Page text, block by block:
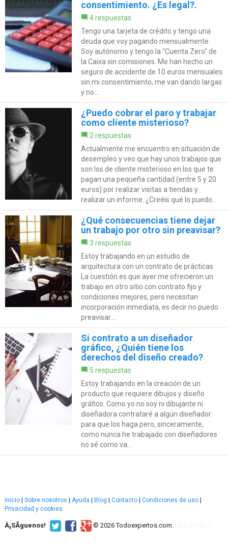
consentimiento. ¿Es legal?.
4 respuestas
Tengo una tarjeta de crédito y tengo una
deuda que voy pagando mensualmente.
Soy autónomo y tengo la "Cuenta Zero" de
la Caixa sin comisiones. Me han hecho un
seguro de accidente de 10 euros mensuales
sin mi consentimiento, me van dando largas
y no...
¿Puedo cobrar el paro y trabajar
como cliente misterioso?
2 respuestas
Actualmente me encuentro en situación de
desempleo y veo que hay unos trabajos que
son los de cliente misterioso en los que te
pagan una pequeña cantidad (entre 5 y 20
euros) por realizar visitas a tiendas y
realizar un informe. ¿Creéis qué lo puedo...
¿Qué consecuencias tiene dejar
un trabajo por otro sin preavisar?
3 respuestas
Estoy trabajando en un estudio de
arquitectura con un contrato de prácticas.
La cuestión es que ayer me ofrecieron un
trabajo en otro sitio con contrato fijo y
condiciones mejores, pero necesitan
incorporación inmediata, es decir no puedo
preavisar....
Si contrato a un diseñador
gráfico, ¿Quién tiene los
derechos del diseño creado?
5 respuestas
Estoy trabajando en la creación de un
producto que requiere dibujos y diseño
gráfico. Como yo no soy ni dibujante ni
diseñadora contrataré a algún diseñador
para que los haga pero, sinceramente,
como nunca he trabajado con diseñadores
no sé como va...
Inicio Sobre nosotros Ayuda Blog Contacto Condiciones de uso
Privacidad y cookies
Â¡SÃ­guenos! © 2026 Todoexpertos.com.